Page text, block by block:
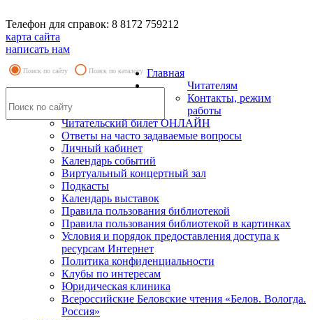
Телефон для справок: 8 8172 759212
карта сайта
написать нам
Поиск по сайту Поиск по каталогу Главная
Читателям
Контакты, режим
работы
Читательский билет ОНЛАЙН
Ответы на часто задаваемые вопросы
Личный кабинет
Календарь событий
Виртуальный концертный зал
Подкасты
Календарь выставок
Правила пользования библиотекой
Правила пользования библиотекой в картинках
Условия и порядок предоставления доступа к
ресурсам Интернет
Политика конфиденциальности
Клубы по интересам
Юридическая клиника
Всероссийские Беловские чтения «Белов. Вологда.
Россия»